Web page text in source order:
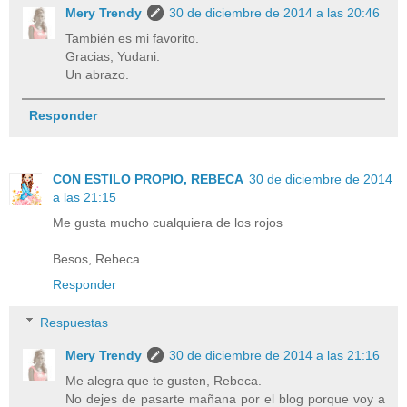
Mery Trendy
30 de diciembre de 2014 a las 20:46
También es mi favorito.
Gracias, Yudani.
Un abrazo.
Responder
CON ESTILO PROPIO, REBECA 30 de diciembre de 2014
a las 21:15
Me gusta mucho cualquiera de los rojos
Besos, Rebeca
Responder
Respuestas
Mery Trendy
30 de diciembre de 2014 a las 21:16
Me alegra que te gusten, Rebeca.
No dejes de pasarte mañana por el blog porque voy a